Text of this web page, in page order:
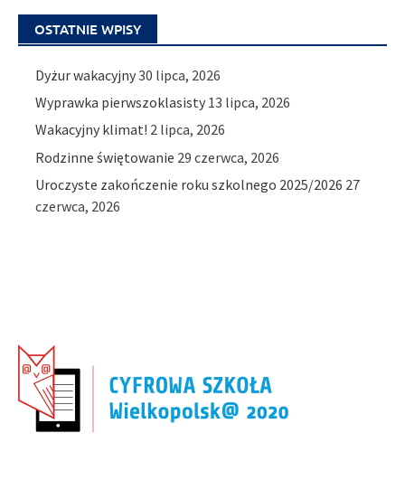
OSTATNIE WPISY
Dyżur wakacyjny30 lipca, 2026
Wyprawka pierwszoklasisty 13 lipca, 2026
Wakacyjny klimat! 2 lipca, 2026
Rodzinne świętowanie 29 czerwca, 2026
Uroczyste zakończenie roku szkolnego 2025/2026 27
czerwca, 2026